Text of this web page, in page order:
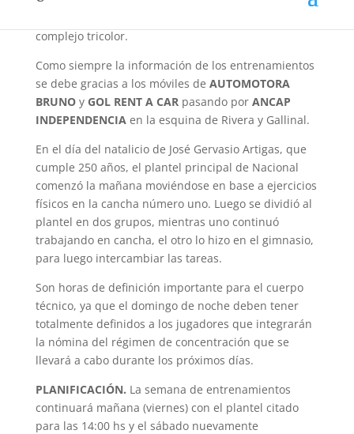
complejo tricolor.
Como siempre la información de los entrenamientos
se debe gracias a los móviles de AUTOMOTORA
BRUNOy GOL RENT A CARpasando por ANCAP
INDEPENDENCIAen la esquina de Rivera y Gallinal.
En el día del natalicio de José Gervasio Artigas, que
cumple 250 años, el plantel principal de Nacional
comenzó la mañana moviéndose en base a ejercicios
físicos en la cancha número uno. Luego se dividió al
plantel en dos grupos, mientras uno continuó
trabajando en cancha, el otro lo hizo en el gimnasio,
para luego intercambiar las tareas.
Son horas de definición importante para el cuerpo
técnico, ya que el domingo de noche deben tener
totalmente definidos a los jugadores que integrarán
la nómina del régimen de concentración que se
llevará a cabo durante los próximos días.
PLANIFICACIÓN. La semana de entrenamientos
continuará mañana (viernes) con el plantel citado
para las 14:00 hs y el sábado nuevamente